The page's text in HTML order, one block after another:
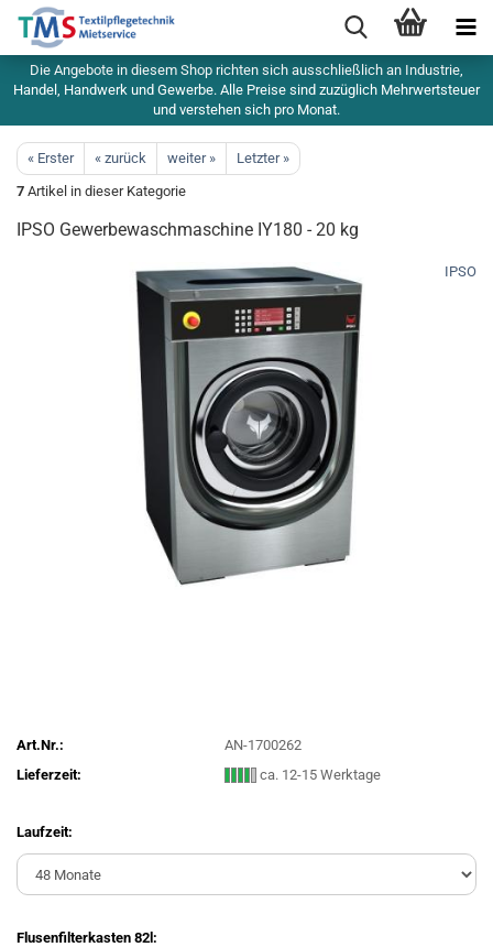
Die Angebote in diesem Shop richten sich ausschließlich an Industrie,
Handel, Handwerk und Gewerbe. Alle Preise sind zuzüglich Mehrwertsteuer
und verstehen sich pro Monat.
« Erster « zurück weiter »
Letzter »
7 Artikel in dieser Kategorie
IPSO Gewerbewaschmaschine IY180 - 20 kg
IPSO
Art.Nr.:
AN-1700262
Lieferzeit:
ca. 12-15 Werktage
Laufzeit:
Flusenfilterkasten 82l: